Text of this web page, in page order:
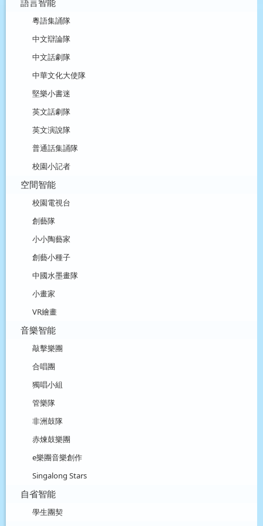
粵語集誦隊
中文辯論隊
中文話劇隊
中華文化大使隊
堅樂小書迷
英文話劇隊
英文演說隊
普通話集誦隊
校園小記者
空間智能
校園電視台
創藝隊
小小陶藝家
創藝小種子
中國水墨畫隊
小畫家
VR繪畫
音樂智能
敲擊樂團
合唱團
獨唱小組
管樂隊
非洲鼓隊
赤煉鼓樂團
e樂團音樂創作
Singalong Stars
自省智能
學生團契